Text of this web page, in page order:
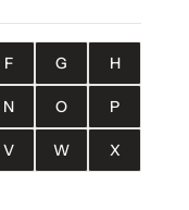
F G H
N O P
V W X